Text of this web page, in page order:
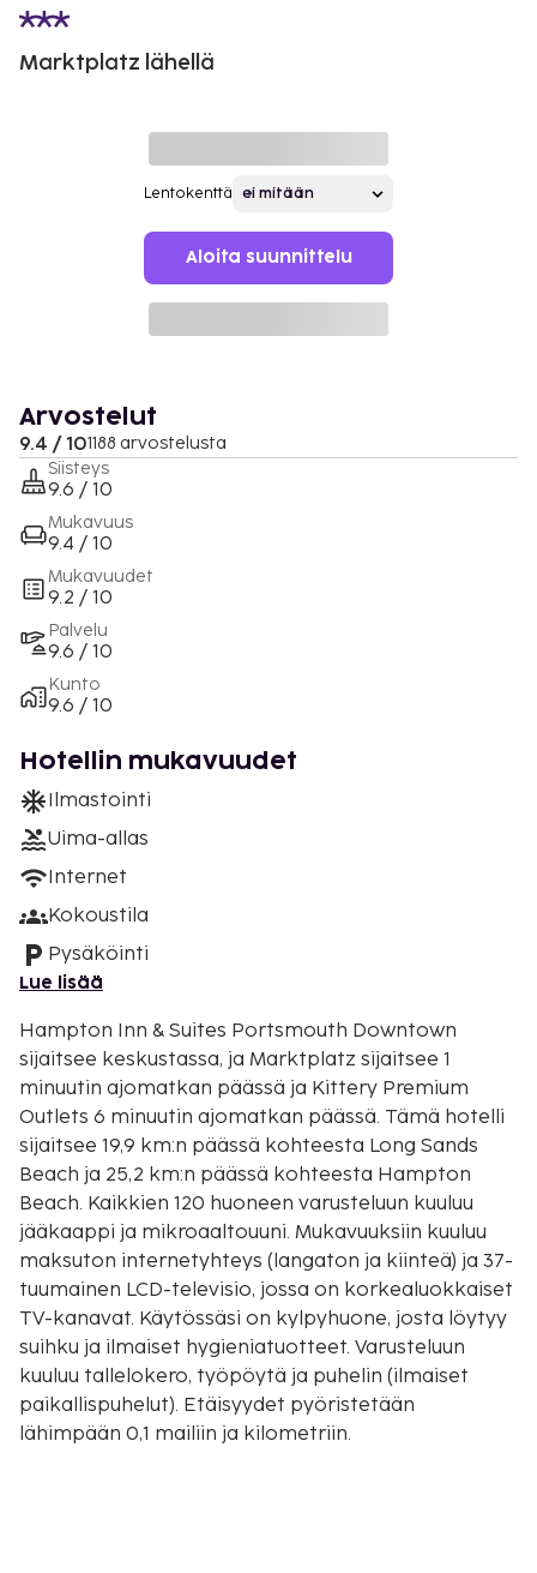
Marktplatz lähellä
Lentokenttä
Aloita suunnittelu
Arvostelut
9.4 / 101188 arvostelusta
Siisteys
9.6 / 10
Mukavuus
9.4 / 10
Mukavuudet
9.2 / 10
Palvelu
9.6 / 10
Kunto
9.6 / 10
Hotellin mukavuudet
Ilmastointi
Uima-allas
Internet
Kokoustila
Pysäköinti
Lue lisää
Hampton Inn & Suites Portsmouth Downtown
sijaitsee keskustassa, ja Marktplatz sijaitsee 1
minuutin ajomatkan päässä ja Kittery Premium
Outlets 6 minuutin ajomatkan päässä. Tämä hotelli
sijaitsee 19,9 km:n päässä kohteesta Long Sands
Beach ja 25,2 km:n päässä kohteesta Hampton
Beach. Kaikkien 120 huoneen varusteluun kuuluu
jääkaappi ja mikroaaltouuni. Mukavuuksiin kuuluu
maksuton internetyhteys (langaton ja kiinteä) ja 37-
tuumainen LCD-televisio, jossa on korkealuokkaiset
TV-kanavat. Käytössäsi on kylpyhuone, josta löytyy
suihku ja ilmaiset hygieniatuotteet. Varusteluun
kuuluu tallelokero, työpöytä ja puhelin (ilmaiset
paikallispuhelut). Etäisyydet pyöristetään
lähimpään 0,1 mailiin ja kilometriin.